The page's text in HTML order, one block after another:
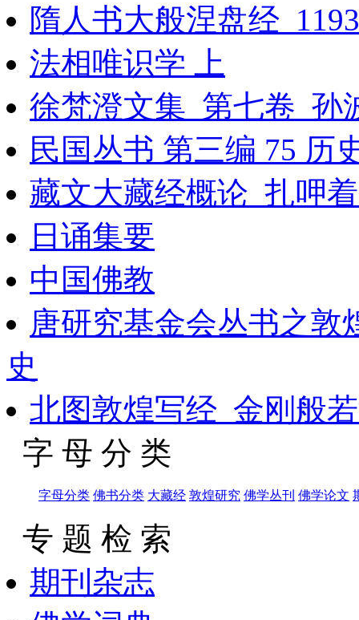
隋人书大般涅盘经
法相唯识学 上
徐梵澄文集_第七卷_孙
民国丛书 第三编 75 历
藏文大藏经概论_扎呷
日诵集要
中国佛教
唐研究基金会丛书之敦
史
北图敦煌写经_金刚般
字 母 分 类
字母分类 佛书分类 大藏经 敦煌研究 佛学丛刊 佛学论文
专 题 检 索
期刊杂志